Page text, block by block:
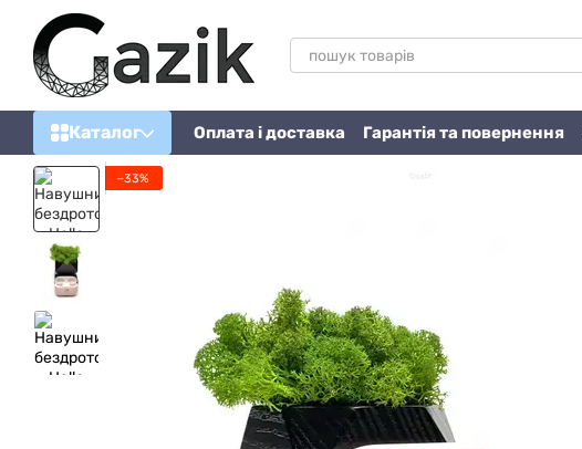
Перейти до основного контенту
Каталог Оплата і доставка Гарантія та повернення
−33%